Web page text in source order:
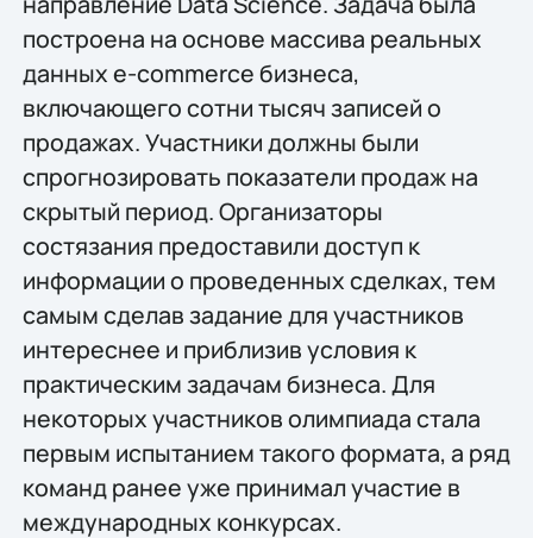
построена на основе массива реальных
данных e-commerce бизнеса,
включающего сотни тысяч записей о
продажах. Участники должны были
спрогнозировать показатели продаж на
скрытый период. Организаторы
состязания предоставили доступ к
информации о проведенных сделках, тем
самым сделав задание для участников
интереснее и приблизив условия к
практическим задачам бизнеса. Для
некоторых участников олимпиада стала
первым испытанием такого формата, а ряд
команд ранее уже принимал участие в
международных конкурсах.